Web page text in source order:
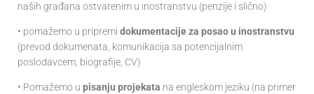
naših građana ostvarenim u inostranstvu (penzije i slično)
• pomažemo u pripremi dokumentacije za posao u inostranstvu
(prevod dokumenata, komunikacija sa potencijalnim
poslodavcem, biografije, CV)
• Pomažemo u pisanju projekata na engleskom jeziku (na primer